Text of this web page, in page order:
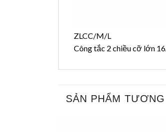
ZLCC/M/L
Công tắc 2 chiều cỡ lớn
SẢN PHẨM